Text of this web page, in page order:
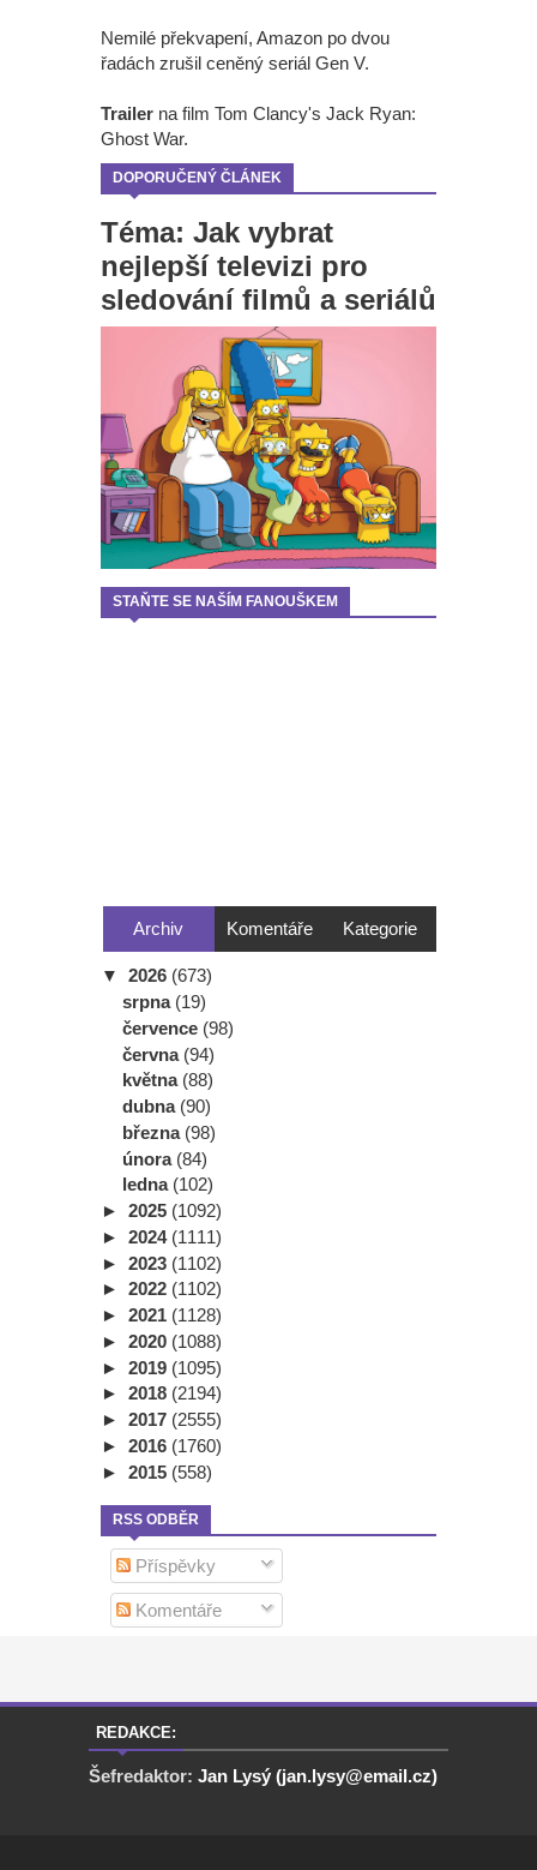
Nemilé překvapení, Amazon po dvou
řadách zrušil ceněný seriál Gen V.
Trailer na film Tom Clancy's Jack Ryan:
Ghost War.
DOPORUČENÝ ČLÁNEK
Téma: Jak vybrat
nejlepší televizi pro
sledování filmů a seriálů
STAŇTE SE NAŠÍM FANOUŠKEM
Archiv Komentáře Kategorie
▼ 2026 (673)
srpna (19)
července (98)
června (94)
května (88)
dubna (90)
března (98)
února (84)
ledna (102)
► 2025 (1092)
► 2024 (1111)
► 2023 (1102)
► 2022 (1102)
► 2021 (1128)
► 2020 (1088)
► 2019 (1095)
► 2018 (2194)
► 2017 (2555)
► 2016 (1760)
► 2015 (558)
RSS ODBĚR
Příspěvky
Komentáře
REDAKCE:
Šefredaktor: Jan Lysý (jan.lysy@email.cz)